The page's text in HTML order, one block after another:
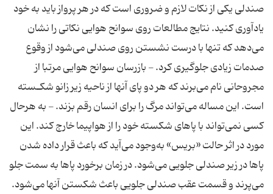
صندلی یكی از نكات لازم و ضروری است كه در هر پرواز باید به خود
یادآوری كنید. نتایج مطالعات روی سوانح هوایی نكاتی را نشان
می‌دهد كه تنها با درست نشستن روی صندلی می‌شود از وقوع
صدمات زیادی جلوگیری كرد. - بازرسان سوانح هوایی مرتبا از
مجروحانی نام می‌برند كه هر دو پای آنها از ناحیه زیر زانو شكـسته
است. این مساله می‌تواند مرگ را برای انسان رقم بزند. - به هرحال
كسی نمی‌تواند با پاهای شكسته خود را از هواپیما خارج كند. این
مورد در اثر حالت «بریس» به‌وجود می‌آید كه باعث قرار داده شدن
پاها در زیر صندلی جلویی می‌شود. در زمان برخورد پاها به سمت جلو
می‌پرند و قسمت عقب صندلی جلویی باعث شكستن آنها می‌شود.